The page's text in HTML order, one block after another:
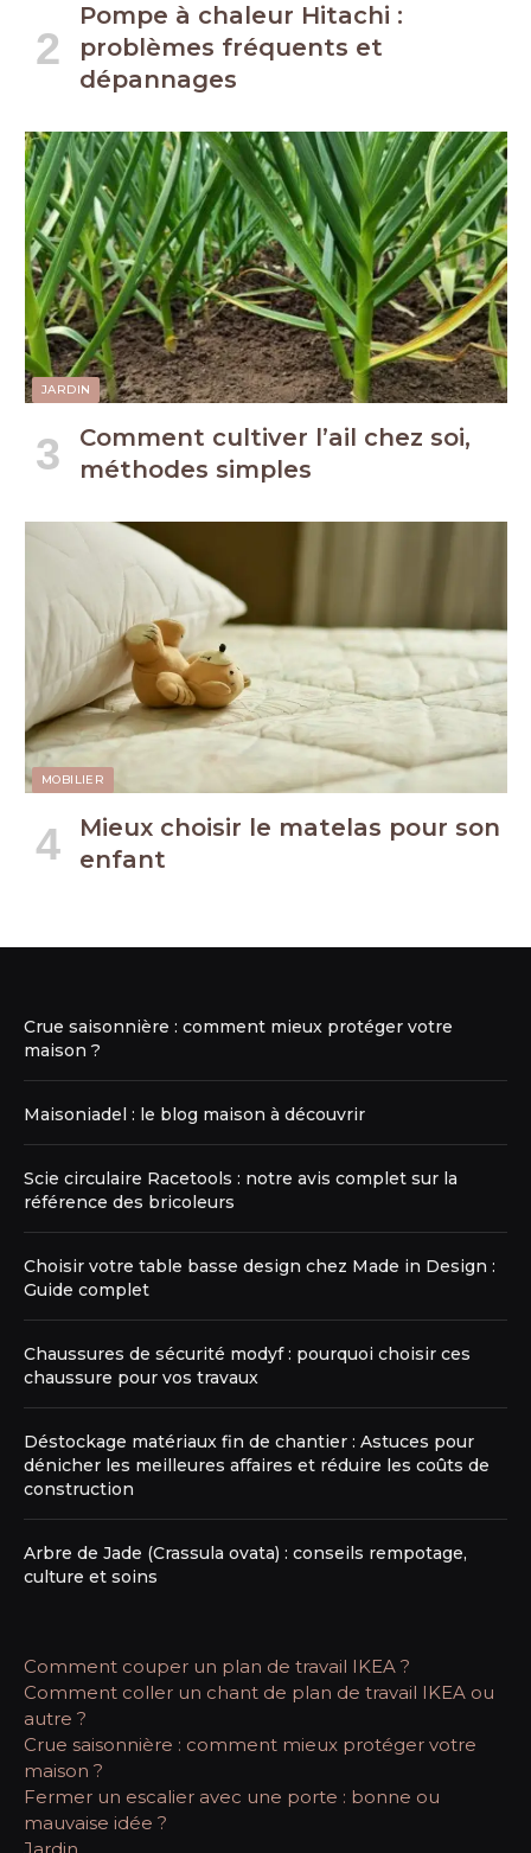
Pompe à chaleur Hitachi :
problèmes fréquents et
dépannages
JARDIN
Comment cultiver l’ail chez soi,
méthodes simples
MOBILIER
Mieux choisir le matelas pour son
enfant
Crue saisonnière : comment mieux protéger votre
maison ?
Maisoniadel : le blog maison à découvrir
Scie circulaire Racetools : notre avis complet sur la
référence des bricoleurs
Choisir votre table basse design chez Made in Design :
Guide complet
Chaussures de sécurité modyf : pourquoi choisir ces
chaussure pour vos travaux
Déstockage matériaux fin de chantier : Astuces pour
dénicher les meilleures affaires et réduire les coûts de
construction
Arbre de Jade (Crassula ovata) : conseils rempotage,
culture et soins
Comment couper un plan de travail IKEA ?
Comment coller un chant de plan de travail IKEA ou
autre ?
Crue saisonnière : comment mieux protéger votre
maison ?
Fermer un escalier avec une porte : bonne ou
mauvaise idée ?